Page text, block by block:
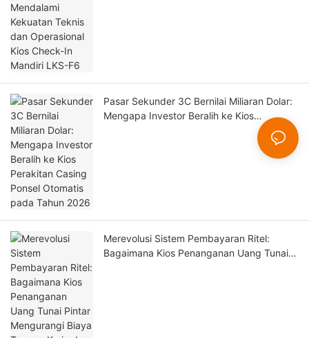
Pasar Sekunder 3C Bernilai Miliaran Dolar:
Mengapa Investor Beralih ke Kios
Perakitan Casing Ponsel Otomatis pada
Merevolusi Sistem Pembayaran Ritel:
Bagaimana Kios Penanganan Uang Tunai